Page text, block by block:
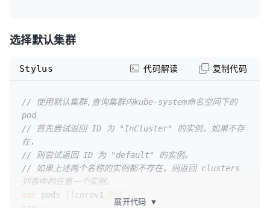
选择默认集群
// 使用默认集群,查询集群内kube-system命名空间下的
pod
// 首先尝试返回 ID 为 "InCluster" 的实例，如果不存
在，
// 则尝试返回 ID 为 "default" 的实例。
// 如果上述两个名称的实例都不存在，则返回 clusters
列表中的任意一个实例。
var pods [] corev1
.Pod
Stylus 代码解读 复制代码
展开代码 ▼